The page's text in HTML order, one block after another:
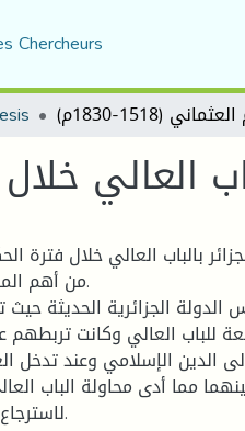
Chercheurs
خلال
من أهم
الدولة الجزائرية الحديثة
للباب العالي وكانت
إلى الدين الإسلامي وعند تدخل
مما أدى محاولة الباب
لاسترجاع إيالة الجزائر إلا أنه فشل.